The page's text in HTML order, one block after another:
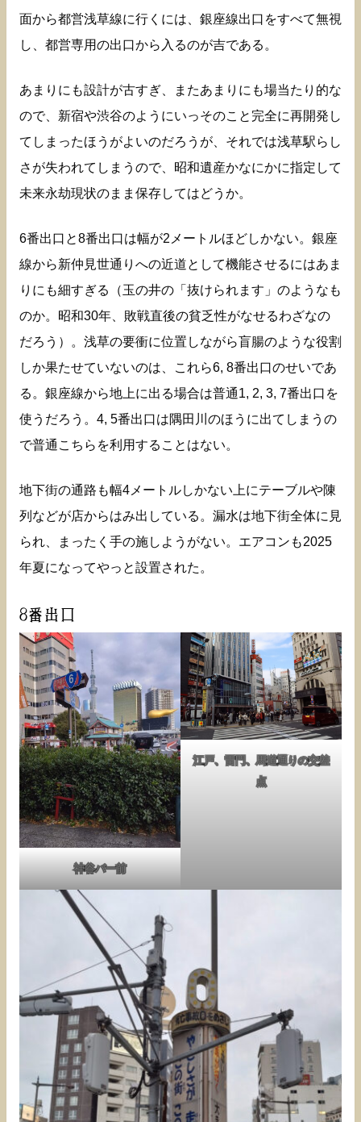
面から都営浅草線に行くには、銀座線出口をすべて無視
し、都営専用の出口から入るのが吉である。
あまりにも設計が古すぎ、またあまりにも場当たり的な
ので、新宿や渋谷のようにいっそのこと完全に再開発し
てしまったほうがよいのだろうが、それでは浅草駅らし
さが失われてしまうので、昭和遺産かなにかに指定して
未来永劫現状のまま保存してはどうか。
6番出口と8番出口は幅が2メートルほどしかない。銀座
線から新仲見世通りへの近道として機能させるにはあま
りにも細すぎる（玉の井の「抜けられます」のようなも
のか。昭和30年、敗戦直後の貧乏性がなせるわざなの
だろう）。浅草の要衝に位置しながら盲腸のような役割
しか果たせていないのは、これら6, 8番出口のせいであ
る。銀座線から地上に出る場合は普通1, 2, 3, 7番出口を
使うだろう。4, 5番出口は隅田川のほうに出てしまうの
で普通こちらを利用することはない。
地下街の通路も幅4メートルしかない上にテーブルや陳
列などが店からはみ出している。漏水は地下街全体に見
られ、まったく手の施しようがない。エアコンも2025
年夏になってやっと設置された。
8番出口
神谷バー前
江戸、雷門、馬道通りの交差
点